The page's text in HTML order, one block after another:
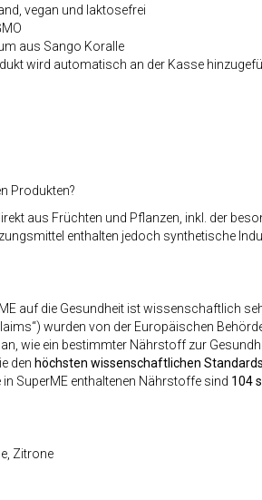
vegan und laktosefrei
aus Sango Koralle
wird automatisch an der Kasse
Produkten?
aus Früchten und Pflanzen, inkl. der
enthalten jedoch synthetische
auf die Gesundheit ist wissenschaftlich
wurden von der Europäischen
wie ein bestimmter Nährstoff zur
den höchsten wissenschaftlichen Standards
SuperME enthaltenen Nährstoffe sind 104
Zitrone